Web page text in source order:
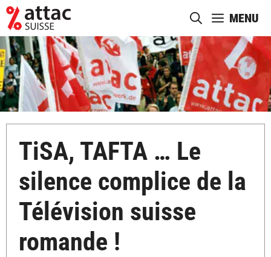
Aller
au
contenu
MENU
TiSA, TAFTA … Le
silence complice de la
Télévision suisse
romande !